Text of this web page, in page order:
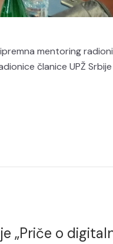
mentoring
članice UPŽ
„Priče o